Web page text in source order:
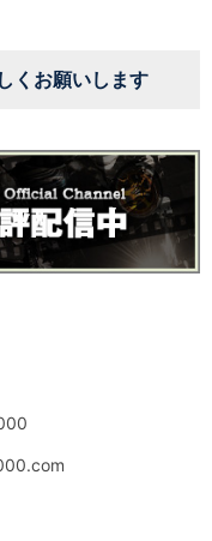
くお願いします